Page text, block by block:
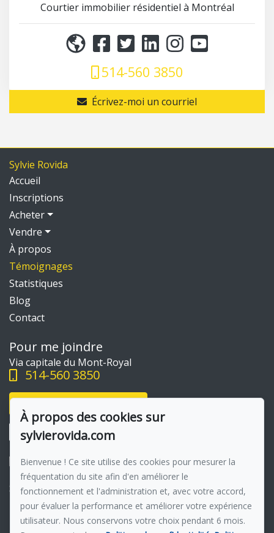
Courtier immobilier résidentiel à Montréal
514-560 3850
Écrivez-moi un courriel
Sylvie Rovida
Accueil
Inscriptions
Acheter
Vendre
À propos
Témoignages
Statistiques
Blog
Contact
Pour me joindre
Via capitale du Mont-Royal
514-560 3850
Suivez-moi sur Facebook !
Membre du réseau :Via Capitale
À propos des cookies sur
sylvierovida.com
Bienvenue ! Ce site utilise des cookies pour mesurer la
fréquentation du site afin d'en améliorer le
fonctionnement et l'administration et, avec votre accord,
pour évaluer la performance et améliorer votre expérience
utilisateur. Nous conservons votre choix pendant 6 mois.